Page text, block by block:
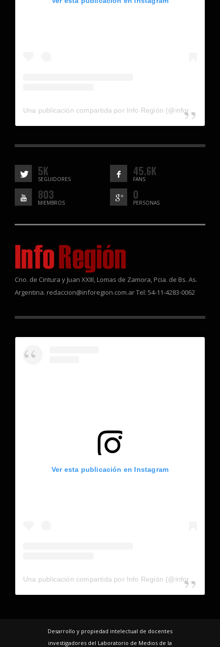
5K
SEGUIDORES
45.6K
FANS
803
MIEMBROS
0
PERSONAS
Cno. de Cintura y Juan XXIII, Lomas de Zamora, Pcia. de Bs. As.
Argentina. redaccion@inforegion.com.ar Tel: 54-11-4283-0062
Ver esta publicación en Instagram
Desarrollo y propiedad intelectual de docentes
investigadores del Laboratorio de Medios de la